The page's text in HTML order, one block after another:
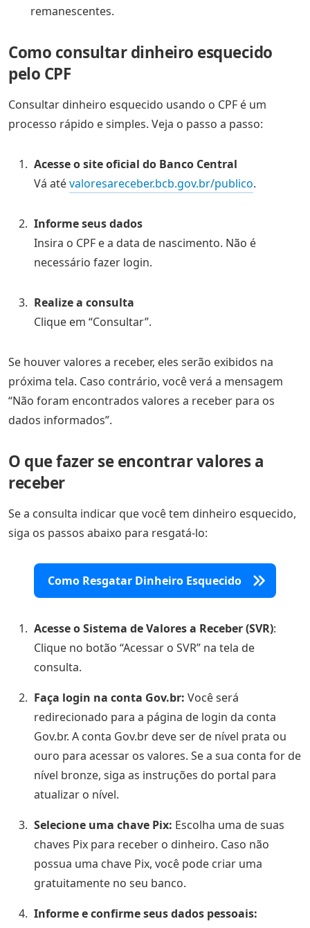
remanescentes.
Como consultar dinheiro esquecido
pelo CPF
Consultar dinheiro esquecido usando o CPF é um
processo rápido e simples. Veja o passo a passo:
Acesse o site oficial do Banco Central
Vá atévaloresareceber.bcb.gov.br/publico.
Informe seus dados
Insira o CPF e a data de nascimento. Não é
necessário fazer login.
Realize a consulta
Clique em “Consultar”.
Se houver valores a receber, eles serão exibidos na
próxima tela. Caso contrário, você verá a mensagem
“Não foram encontrados valores a receber para os
dados informados”.
O que fazer se encontrar valores a
receber
Se a consulta indicar que você tem dinheiro esquecido,
siga os passos abaixo para resgatá-lo:
Como Resgatar Dinheiro Esquecido
Acesse o Sistema de Valores a Receber (SVR):
Clique no botão “Acessar o SVR” na tela de
consulta.
Faça login na conta Gov.br: Você será
redirecionado para a página de login da conta
Gov.br. A conta Gov.br deve ser de nível prata ou
ouro para acessar os valores. Se a sua conta for de
nível bronze, siga as instruções do portal para
atualizar o nível.
Selecione uma chave Pix: Escolha uma de suas
chaves Pix para receber o dinheiro. Caso não
possua uma chave Pix, você pode criar uma
gratuitamente no seu banco.
Informe e confirme seus dados pessoais: